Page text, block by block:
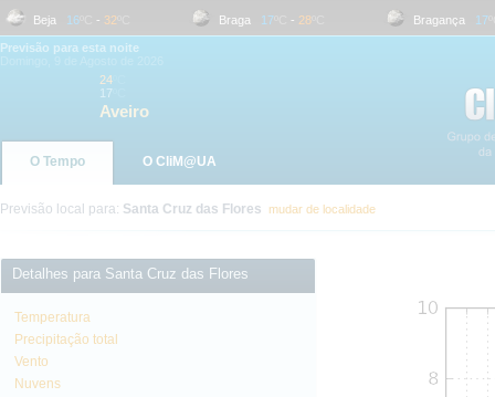
Beja 16 ºC- 32 ºC Braga 17 ºC- 28 ºC Bragança 17 ºC-
Previsão para esta noite
24
17
Aveiro
O Tempo O CliM@UA
Previsão local para: Santa Cruz das Flores mudar de localidade
Detalhes para Santa Cruz das Flores
Temperatura
Precipitação total
Vento
Nuvens